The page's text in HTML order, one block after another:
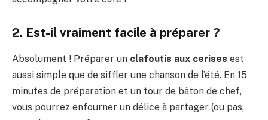
2. Est-il vraiment facile à préparer ?
Absolument ! Préparer un clafoutis aux cerises est
aussi simple que de siffler une chanson de l’été. En 15
minutes de préparation et un tour de bâton de chef,
vous pourrez enfourner un délice à partager (ou pas,